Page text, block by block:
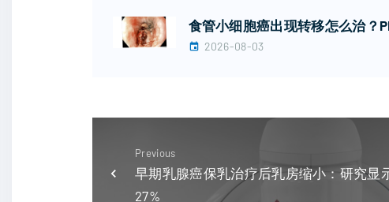
食管小细胞癌出现转移怎么治？
2026-08-03
Previous
早期乳腺癌保乳治疗后乳房缩小：研究显
27%